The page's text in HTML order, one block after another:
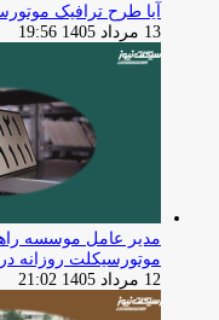
آیا طرح ترافیک
13 مرداد 1405 19:56
مدیر عامل موسسه
موتورسیکلت روزانه
12 مرداد 1405 21:02